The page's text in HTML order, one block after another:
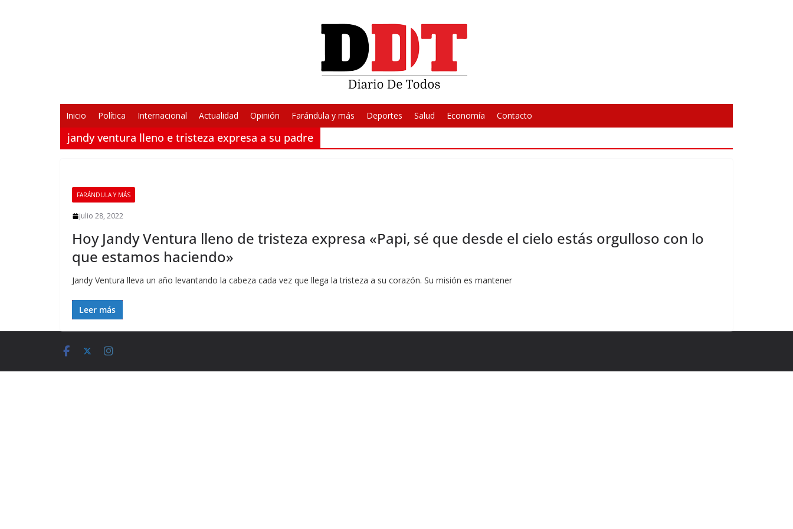
Inicio Política Internacional Actualidad Opinión Farándula y más Deportes Salud Economía Contacto
jandy ventura lleno e tristeza expresa a su padre
FARÁNDULA Y MÁS
julio 28, 2022
Hoy Jandy Ventura lleno de tristeza expresa «Papi, sé que desde el cielo estás orgulloso con lo
que estamos haciendo»
Jandy Ventura lleva un año levantando la cabeza cada vez que llega la tristeza a su corazón. Su misión es mantener
Leer más